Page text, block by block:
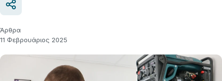
Άρθρα
11 Φεβρουάριος 2025